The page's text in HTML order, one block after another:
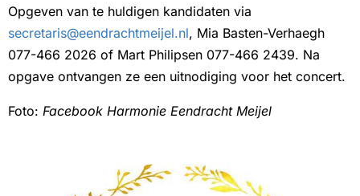
Opgeven van te huldigen kandidaten via
secretaris@eendrachtmeijel.nl, Mia Basten-Verhaegh
077-466 2026 of Mart Philipsen 077-466 2439. Na
opgave ontvangen ze een uitnodiging voor het concert.
Foto: Facebook Harmonie Eendracht Meijel